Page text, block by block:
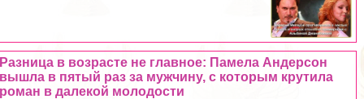
Разница в возрасте не главное: Памела Андерсон
вышла в пятый раз за мужчину, с которым крутила
роман в далекой молодости